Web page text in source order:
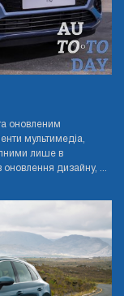
оновленим
мультимедіа,
лише в
дизайну, ...